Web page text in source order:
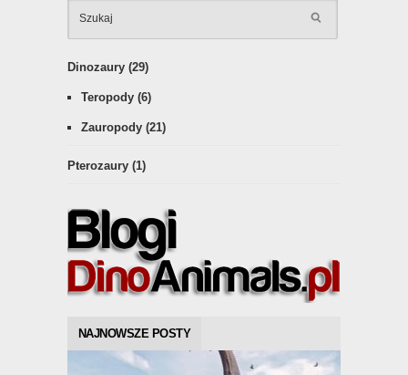
Dinozaury (29)
Teropody (6)
Zauropody (21)
Pterozaury (1)
NAJNOWSZE POSTY